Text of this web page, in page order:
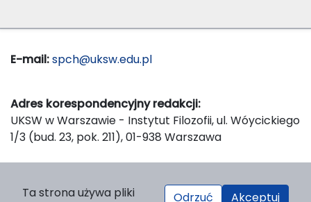
E-mail:spch@uksw.edu.pl
Adres korespondencyjny redakcji:
UKSW w Warszawie - Instytut Filozofii, ul. Wóycickiego
1/3 (bud. 23, pok. 211), 01-938 Warszawa
Wydawnictwo Naukowe UKSW, ul. Dewajtis 5, domek
Ta strona używa pliki
Odrzuć Akceptuj